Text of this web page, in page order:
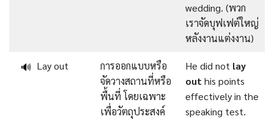
wedding. (พวก
เราจัดบุฟเฟต์ใหญ่
หลังงานแต่งงาน)
🔊 Lay out
การออกแบบหรือ
จัดวางสถานที่หรือ
พื้นที่ โดยเฉพาะ
เพื่อวัตถุประสงค์
He did not lay
out his points
effectively in the
speaking test.